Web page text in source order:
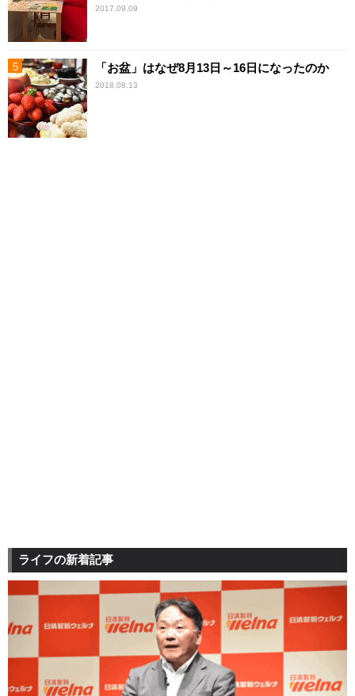
2017.09.09
「お盆」はなぜ8月13日～16日になったのか
2018.08.13
ライフの新着記事